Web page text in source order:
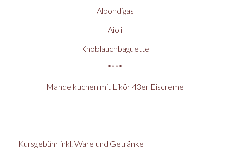
Albondigas
Aioli
Knoblauchbaguette
****
Mandelkuchen mit Likör 43er Eiscreme
Kursgebühr inkl. Ware und Getränke